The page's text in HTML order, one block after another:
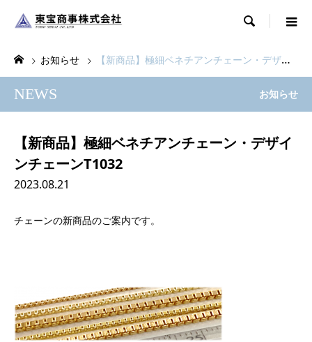

お知らせ 【新商品】極細ベネチアンチェーン・デザインチェーンT1032
NEWS お知らせ
【新商品】極細ベネチアンチェーン・デザイ
ンチェーンT1032
2023.08.21
チェーンの新商品のご案内です。